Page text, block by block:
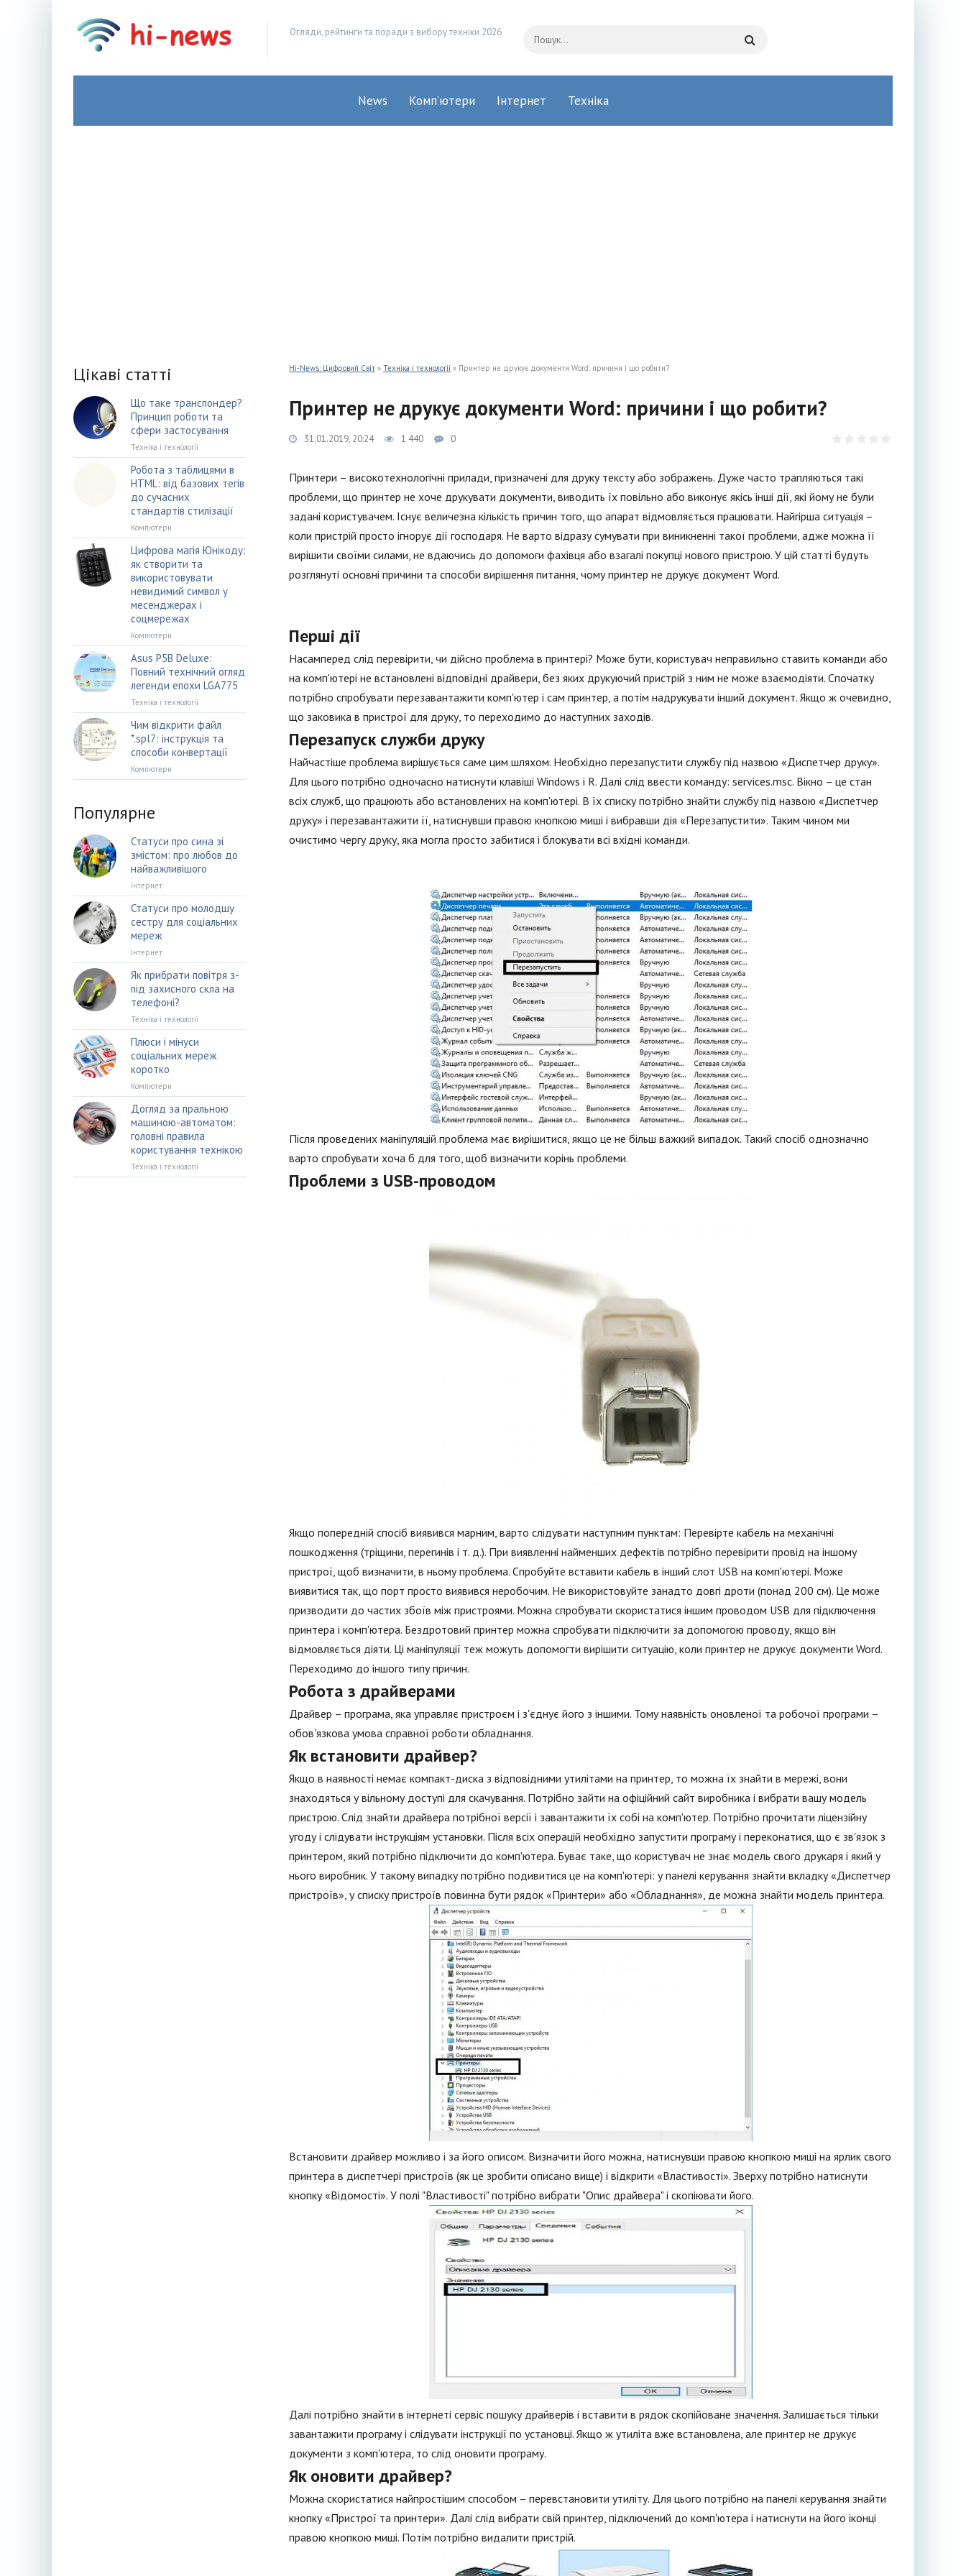
Огляди, рейтинги та поради з вибору техніки 2026
News Комп’ютери Інтернет Техніка
Hi-News: Цифровий Світ » Техніка і технології » Принтер не друкує документи Word: причини і що робити?
Принтер не друкує документи Word: причини і що робити?
31.01.2019, 20:24 1 440 0
Принтери – високотехнологічні прилади, призначені для друку тексту або зображень. Дуже часто трапляються такі
проблеми, що принтер не хоче друкувати документи, виводить їх повільно або виконує якісь інші дії, які йому не були
задані користувачем. Існує величезна кількість причин того, що апарат відмовляється працювати. Найгірша ситуація –
коли пристрій просто ігнорує дії господаря. Не варто відразу сумувати при виникненні такої проблеми, адже можна її
вирішити своїми силами, не вдаючись до допомоги фахівця або взагалі покупці нового пристрою. У цій статті будуть
розглянуті основні причини та способи вирішення питання, чому принтер не друкує документ Word.
Перші дії
Насамперед слід перевірити, чи дійсно проблема в принтері? Може бути, користувач неправильно ставить команди або
на комп'ютері не встановлені відповідні драйвери, без яких друкуючий пристрій з ним не може взаємодіяти. Спочатку
потрібно спробувати перезавантажити комп'ютер і сам принтер, а потім надрукувати інший документ. Якщо ж очевидно,
що заковика в пристрої для друку, то переходимо до наступних заходів.
Перезапуск служби друку
Найчастіше проблема вирішується саме цим шляхом. Необхідно перезапустити службу під назвою «Диспетчер друку».
Для цього потрібно одночасно натиснути клавіші Windows і R. Далі слід ввести команду: services.msc. Вікно – це стан
всіх служб, що працюють або встановлених на комп'ютері. В їх списку потрібно знайти службу під назвою «Диспетчер
друку» і перезавантажити її, натиснувши правою кнопкою миші і вибравши дія «Перезапустити». Таким чином ми
очистимо чергу друку, яка могла просто забитися і блокувати всі вхідні команди.
Після проведених маніпуляцій проблема має вирішитися, якщо це не більш важкий випадок. Такий спосіб однозначно
варто спробувати хоча б для того, щоб визначити корінь проблеми.
Проблеми з USB-проводом
Якщо попередній спосіб виявився марним, варто слідувати наступним пунктам: Перевірте кабель на механічні
пошкодження (тріщини, перегинів і т. д.). При виявленні найменших дефектів потрібно перевірити провід на іншому
пристрої, щоб визначити, в ньому проблема. Спробуйте вставити кабель в інший слот USB на комп'ютері. Може
виявитися так, що порт просто виявився неробочим. Не використовуйте занадто довгі дроти (понад 200 см). Це може
призводити до частих збоїв між пристроями. Можна спробувати скористатися іншим проводом USB для підключення
принтера і комп'ютера. Бездротовий принтер можна спробувати підключити за допомогою проводу, якщо він
відмовляється діяти. Ці маніпуляції теж можуть допомогти вирішити ситуацію, коли принтер не друкує документи Word.
Переходимо до іншого типу причин.
Робота з драйверами
Драйвер – програма, яка управляє пристроєм і з'єднує його з іншими. Тому наявність оновленої та робочої програми –
обов'язкова умова справної роботи обладнання.
Як встановити драйвер?
Якщо в наявності немає компакт-диска з відповідними утилітами на принтер, то можна їх знайти в мережі, вони
знаходяться у вільному доступі для скачування. Потрібно зайти на офіційний сайт виробника і вибрати вашу модель
пристрою. Слід знайти драйвера потрібної версії і завантажити їх собі на комп'ютер. Потрібно прочитати ліцензійну
угоду і слідувати інструкціям установки. Після всіх операцій необхідно запустити програму і переконатися, що є зв'язок з
принтером, який потрібно підключити до комп'ютера. Буває таке, що користувач не знає модель свого друкаря і який у
нього виробник. У такому випадку потрібно подивитися це на комп'ютері: у панелі керування знайти вкладку «Диспетчер
пристроїв», у списку пристроїв повинна бути рядок «Принтери» або «Обладнання», де можна знайти модель принтера.
Встановити драйвер можливо і за його описом. Визначити його можна, натиснувши правою кнопкою миші на ярлик свого
принтера в диспетчері пристроїв (як це зробити описано вище) і відкрити «Властивості». Зверху потрібно натиснути
кнопку «Відомості». У полі "Властивості" потрібно вибрати "Опис драйвера" і скопіювати його.
Далі потрібно знайти в інтернеті сервіс пошуку драйверів і вставити в рядок скопійоване значення. Залишається тільки
завантажити програму і слідувати інструкції по установці. Якщо ж утиліта вже встановлена, але принтер не друкує
документи з комп'ютера, то слід оновити програму.
Як оновити драйвер?
Можна скористатися найпростішим способом – перевстановити утиліту. Для цього потрібно на панелі керування знайти
кнопку «Пристрої та принтери». Далі слід вибрати свій принтер, підключений до комп'ютера і натиснути на його іконці
правою кнопкою миші. Потім потрібно видалити пристрій.
Цікаві статті
Що таке транспондер?
Принцип роботи та
сфери застосування
Техніка і технології
Робота з таблицями в
HTML: від базових тегів
до сучасних
стандартів стилізації
Компютери
Цифрова магія Юнікоду:
як створити та
використовувати
невидимий символ у
месенджерах і
соцмережах
Компютери
Asus P5B Deluxe:
Повний технічний огляд
легенди епохи LGA775
Техніка і технології
Чим відкрити файл
*.spl7: інструкція та
способи конвертації
Компютери
Популярне
Статуси про сина зі
змістом: про любов до
найважливішого
Інтернет
Статуси про молодшу
сестру для соціальних
мереж
Інтернет
Як прибрати повітря з-
під захисного скла на
телефоні?
Техніка і технології
Плюси і мінуси
соціальних мереж
коротко
Компютери
Догляд за пральною
машиною-автоматом:
головні правила
користування технікою
Техніка і технології